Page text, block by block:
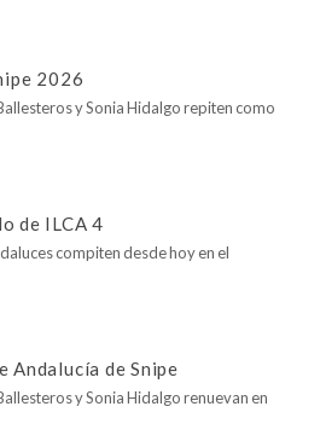
2026
y Sonia Hidalgo repiten como
de ILCA 4
compiten desde hoy en el
Andalucía de Snipe
y Sonia Hidalgo renuevan en